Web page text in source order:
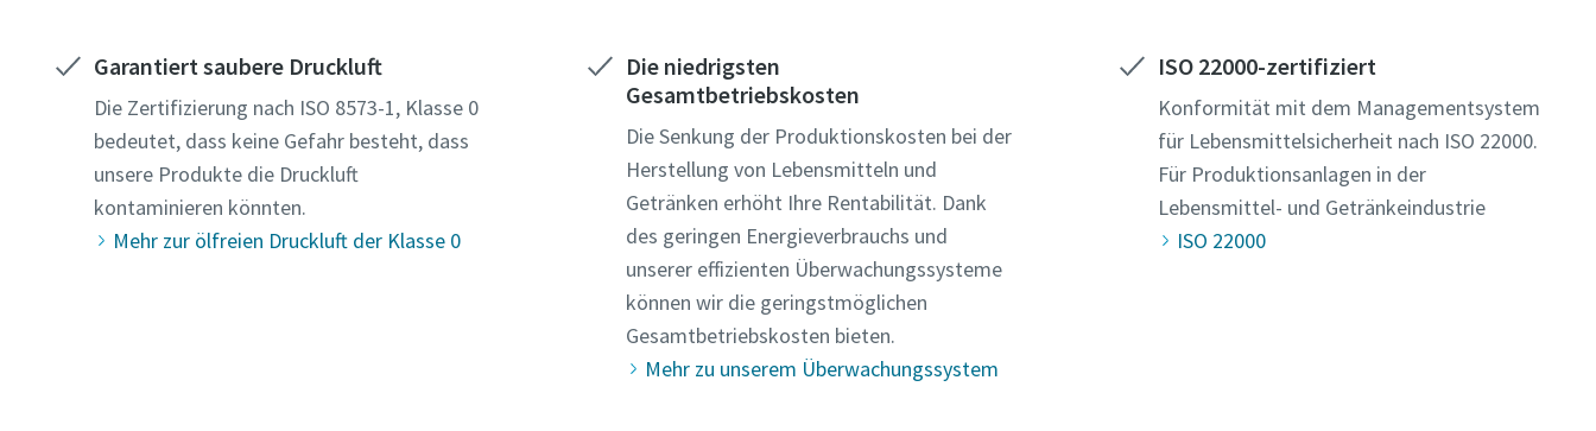
Garantiert saubere Druckluft
Die Zertifizierung nach ISO 8573-1, Klasse 0
bedeutet, dass keine Gefahr besteht, dass
unsere Produkte die Druckluft
kontaminieren könnten.
Mehr zur ölfreien Druckluft der Klasse 0
Die niedrigsten
Gesamtbetriebskosten
Die Senkung der Produktionskosten bei der
Herstellung von Lebensmitteln und
Getränken erhöht Ihre Rentabilität. Dank
des geringen Energieverbrauchs und
unserer effizienten Überwachungssysteme
können wir die geringstmöglichen
Gesamtbetriebskosten bieten.
Mehr zu unserem Überwachungssystem
ISO 22000-zertifiziert
Konformität mit dem Managementsystem
für Lebensmittelsicherheit nach ISO 22000.
Für Produktionsanlagen in der
Lebensmittel- und Getränkeindustrie
ISO 22000